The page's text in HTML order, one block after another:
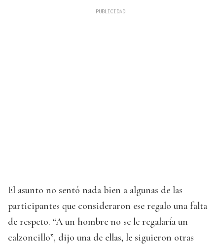
El asunto no sentó nada bien a algunas de las
participantes que consideraron ese regalo una falta
de respeto. “A un hombre no se le regalaría un
calzoncillo”, dijo una de ellas, le siguieron otras